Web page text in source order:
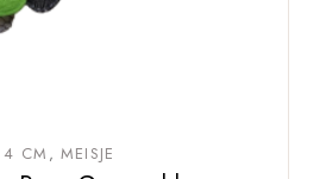
4 CM MEISJE